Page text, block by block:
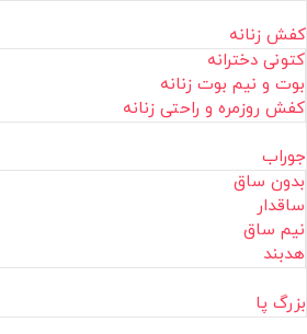
کفش زنانه
کتونی دخترانه
بوت و نیم بوت زنانه
کفش روزمره و راحتی زنانه
جوراب
بدون ساق
ساقدار
نیم ساق
هدبند
بزرگ پا